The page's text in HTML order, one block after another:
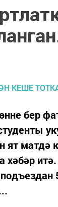
бер
ят матдә